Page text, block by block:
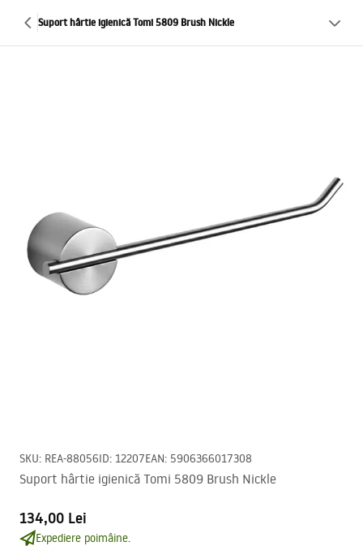
Suport hârtie igienică Tomi 5809 Brush Nickle
SKU: REA-88056ID: 12207EAN: 5906366017308
Suport hârtie igienică Tomi 5809 Brush Nickle
134,00 Lei
Expediere poimâine.